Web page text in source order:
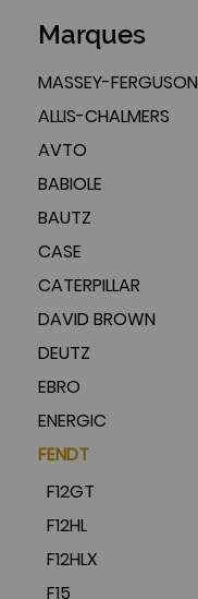
Marques
MASSEY-FERGUSON
ALLIS-CHALMERS
AVTO
BABIOLE
BAUTZ
CASE
CATERPILLAR
DAVID BROWN
DEUTZ
EBRO
ENERGIC
FENDT
F12GT
F12HL
F12HLX
F15